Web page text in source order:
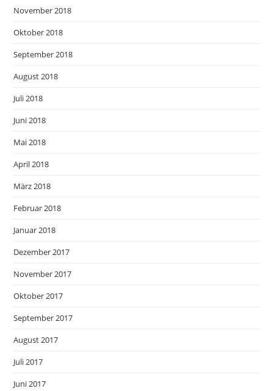
November 2018
Oktober 2018
September 2018
August 2018
Juli 2018
Juni 2018
Mai 2018
April 2018
März 2018
Februar 2018
Januar 2018
Dezember 2017
November 2017
Oktober 2017
September 2017
August 2017
Juli 2017
Juni 2017